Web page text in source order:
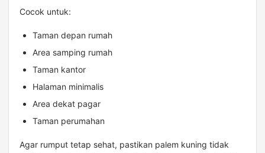
Cocok untuk:
Taman depan rumah
Area samping rumah
Taman kantor
Halaman minimalis
Area dekat pagar
Taman perumahan
Agar rumput tetap sehat, pastikan palem kuning tidak